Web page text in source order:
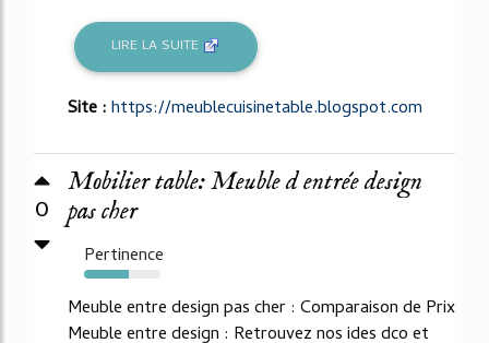
LIRE LA SUITE
Site :https://meublecuisinetable.blogspot.com
0
Mobilier table: Meuble d entrée design
pas cher
Pertinence
59%
Meuble entre design pas cher : Comparaison de Prix
Meuble entre design : Retrouvez nos ides dco et